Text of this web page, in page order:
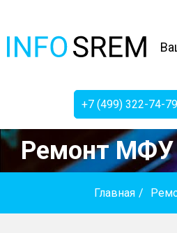
+7 (499) 322-74-79
Ремонт МФУ
Главная /